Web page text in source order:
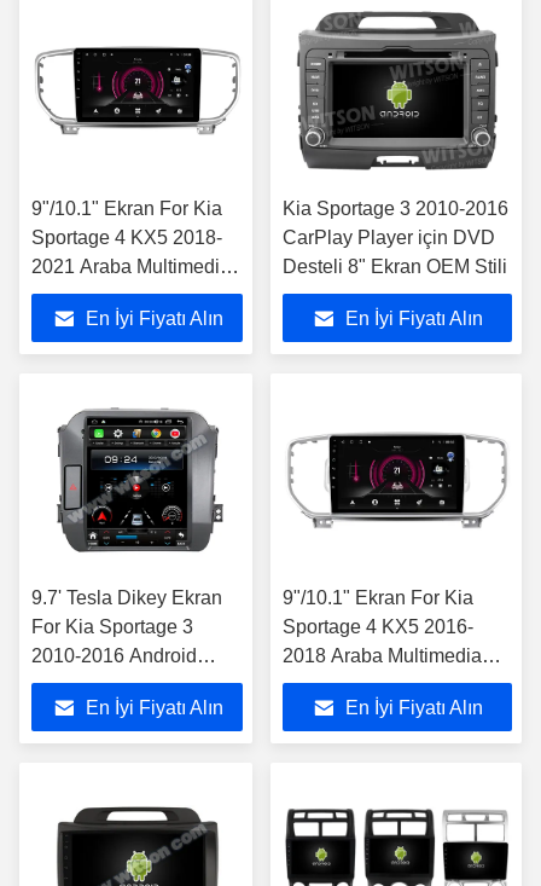
9"/10.1" Ekran For Kia
Sportage 4 KX5 2018-
2021 Araba Multimedia
Stereo
En İyi Fiyatı Alın
Kia Sportage 3 2010-2016
CarPlay Player için DVD
Desteli 8" Ekran OEM Stili
En İyi Fiyatı Alın
9.7' Tesla Dikey Ekran
For Kia Sportage 3
2010-2016 Android
Araba Multimedia
OyuncusuEn İyi Fiyatı Alın
9"/10.1" Ekran For Kia
Sportage 4 KX5 2016-
2018 Araba Multimedia
Stereo
En İyi Fiyatı Alın